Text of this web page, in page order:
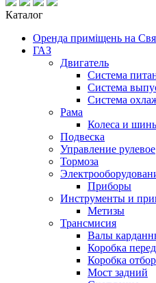
Каталог
Оренда приміщень на
ГАЗ
Двигатель
Система
Система
Система
Рама
Колеса и
Подвеска
Управление рулевое
Тормоза
Приборы
Инструменты и
Метизы
Трансмисия
Валы
Коробка
Коробка
Мост задний